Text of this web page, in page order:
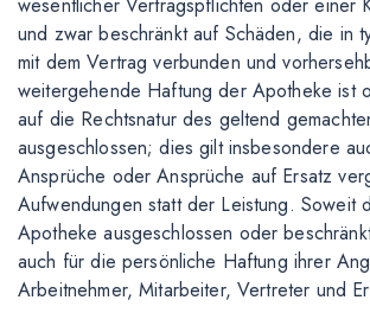
und zwar beschränkt auf Schäden, die in
mit dem Vertrag verbunden und
weitergehende Haftung der Apotheke ist
auf die Rechtsnatur des geltend
ausgeschlossen; dies gilt insbesondere
Ansprüche oder Ansprüche auf Ersatz
Aufwendungen statt der Leistung. Soweit
Apotheke ausgeschlossen oder
auch für die persönliche Haftung ihrer
Arbeitnehmer, Mitarbeiter, Vertreter und